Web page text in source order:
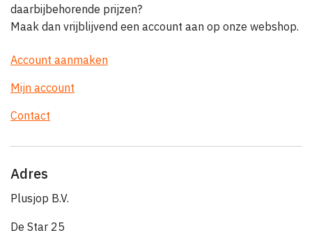
daarbijbehorende prijzen?
Maak dan vrijblijvend een account aan op onze webshop.
Account aanmaken
Mijn account
Contact
Adres
Plusjop B.V.
De Star 25